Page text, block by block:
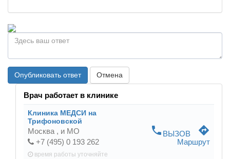
Опубликовать ответ Отмена
Врач работает в клинике
Клиника МЕДСИ на
Трифоновской
Москва , и МО
+7 (495) 0 193 262
время работы уточняйте
phone ВЫЗОВ directions
Маршрут